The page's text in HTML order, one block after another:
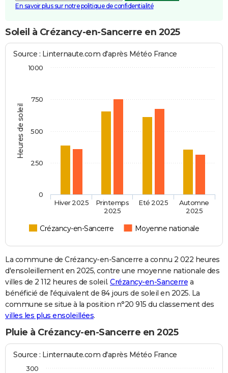
En savoir plus sur notre politique de confidentialité
Soleil à Crézancy-en-Sancerre en 2025
Heures de soleil
Source : Linternaute.com d'après Météo France
Crézancy-en-Sancerre Moyenne nationale
Hiver 2025
Printemps
2025
Eté 2025
Automne
2025
0
250
500
750
1000
La commune de Crézancy-en-Sancerre a connu 2 022 heures
d'ensoleillement en 2025, contre une moyenne nationale des
villes de 2 112 heures de soleil. Crézancy-en-Sancerre a
bénéficié de l'équivalent de 84 jours de soleil en 2025. La
commune se situe à la position n°20 915 du classement des
villes les plus ensoleillées.
Pluie à Crézancy-en-Sancerre en 2025
Source : Linternaute.com d'après Météo France
300